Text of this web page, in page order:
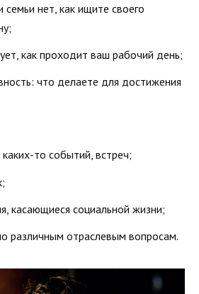
семьи нет, как ищите своего
как проходит ваш рабочий день;
что делаете для достижения
каких-то событий, встреч;
касающиеся социальной жизни;
различным отраслевым вопросам.